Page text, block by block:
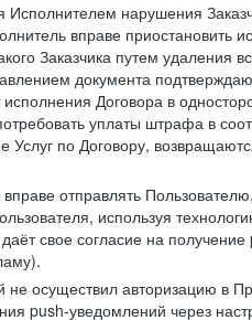
Исполнителем нарушения
вправе приостановить
Заказчика путем
документа
исполнения Договора в
уплаты штрафа в
Услуг по Договору,
отправлять
используя
свое согласие на
не осуществил авторизацию в
push-уведомлений через